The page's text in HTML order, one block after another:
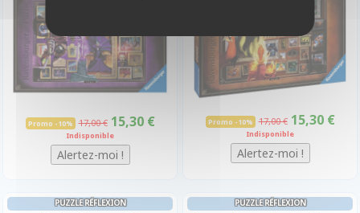
Promo -10% 17,00 € 15,30 €
Indisponible
Promo -10% 17,00 € 15,30 €
Indisponible
PUZZLE RÉFLEXION PUZZLE RÉFLEXION